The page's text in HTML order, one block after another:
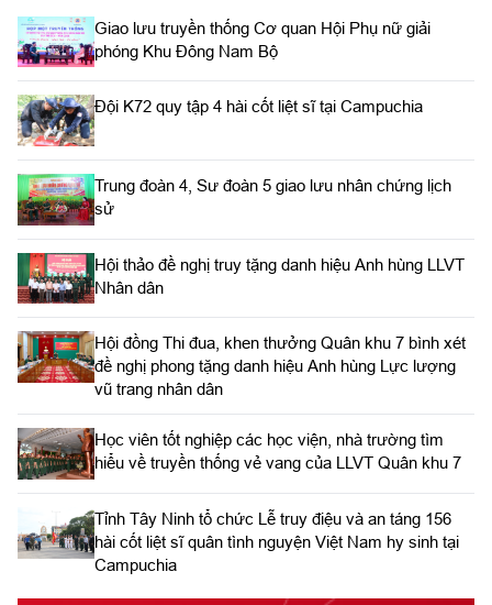
Giao lưu truyền thống Cơ quan Hội Phụ nữ giải
phóng Khu Đông Nam Bộ
Đội K72 quy tập 4 hài cốt liệt sĩ tại Campuchia
Trung đoàn 4, Sư đoàn 5 giao lưu nhân chứng lịch
sử
Hội thảo đề nghị truy tặng danh hiệu Anh hùng LLVT
Nhân dân
Hội đồng Thi đua, khen thưởng Quân khu 7 bình xét
đề nghị phong tặng danh hiệu Anh hùng Lực lượng
vũ trang nhân dân
Học viên tốt nghiệp các học viện, nhà trường tìm
hiểu về truyền thống vẻ vang của LLVT Quân khu 7
​Tỉnh Tây Ninh tổ chức Lễ truy điệu và an táng 156
hài cốt liệt sĩ quân tình nguyện Việt Nam hy sinh tại
Campuchia